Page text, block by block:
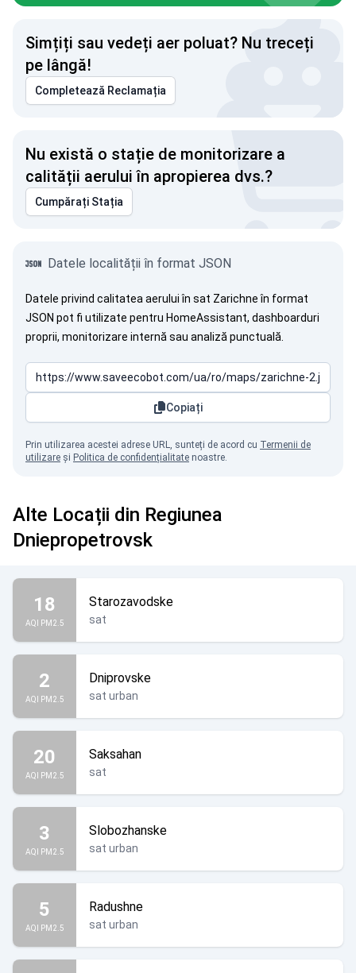
Simțiți sau vedeți aer poluat? Nu treceți
pe lângă!
Completează Reclamația
Nu există o stație de monitorizare a
calității aerului în apropierea dvs.?
Cumpărați Stația
Datele localității în format JSON
Datele privind calitatea aerului în sat Zarichne în format
JSON pot fi utilizate pentru HomeAssistant, dashboarduri
proprii, monitorizare internă sau analiză punctuală.
Copiați
Prin utilizarea acestei adrese URL, sunteți de acord cu Termenii de
utilizare și Politica de confidențialitate noastre.
Alte Locații din Regiunea
Dniepropetrovsk
18
AQI PM2.5
Starozavodske
sat
2
AQI PM2.5
Dniprovske
sat urban
20
AQI PM2.5
Saksahan
sat
3
AQI PM2.5
Slobozhanske
sat urban
5
AQI PM2.5
Radushne
sat urban